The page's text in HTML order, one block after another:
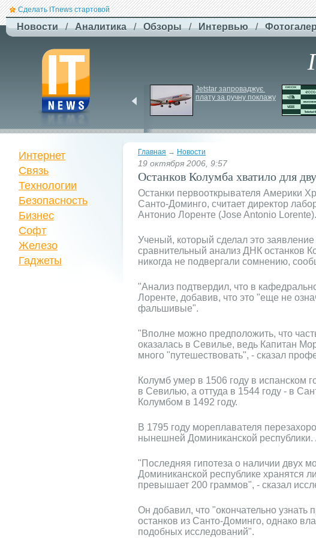
Сделать ITnews стартовой
Новости / Аналитика / Обзоры / Интервью /
нової серії станцій -
STREAM 5000
Jetstar запроваджує
плату за ручну поклажу
Главная → Новости
19 октября 2006, 9:57
Останков Колумба хватило для
Останки первооткрывателя Америки
Санто-Доминго, считает директор
Антонио Лоренте (Jose Antonio Lorente).
Ученый, который сделал это
сравнительный анализ ДНК останков
никогда не подвергали сомнению,
"Анализ подтвердил, что в
Лоренте, добавив, что это "еще не
фальшивые".
"Вполне можно предположить, что
оказалась в Севилье, ведь Капитан
много "путешествовать", - сказал
Колумб умер в 1506 году в испанском
в Севилью, а оттуда в 1544 году - в
Колумбом в 1492 году.
В 1795 году мореплавателя
нынешней Доминиканской
"Последняя гипотеза о наличии двух
Доминиканской республике хранятся
превышает 200 граммов", - сказал
Он добавил, что "окончательно узнать
останков из Санто-Доминго, однако
подобных исследований".
Интернет
Связь
Технологии
Безопасность
Бизнес
Софт
Железо
Гаджеты